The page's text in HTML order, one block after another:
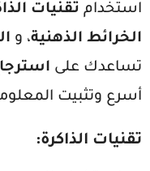
استخدام تقنيات
الخرائط الذهنية، و
تساعدك على
أسرع وتثبيت
تقنيات الذاكرة: